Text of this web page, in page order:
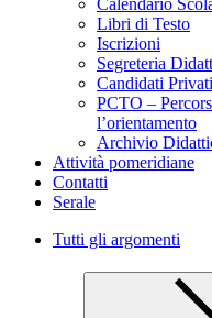
Calendario
Libri di Testo
Iscrizioni
Segreteria
Candidati
PCTO –
l’orientamento
Archivio
Attività pomeridiane
Contatti
Serale
Tutti gli argomenti